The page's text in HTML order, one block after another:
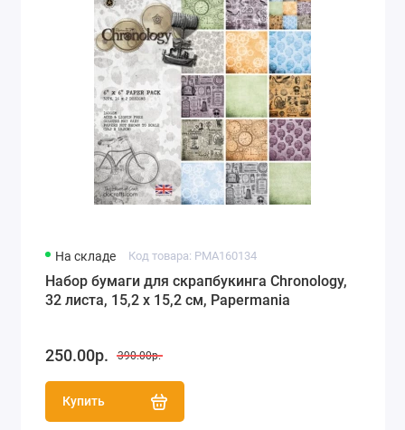
На складе Код товара: PMA160134
Набор бумаги для скрапбукинга Chronology,
32 листа, 15,2 х 15,2 см, Papermania
250.00р. 390.00р.
Купить